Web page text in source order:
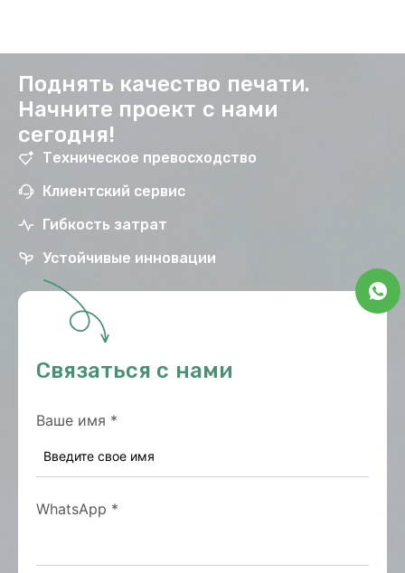
Поднять качество печати.
Начните проект с нами
сегодня!
Техническое превосходство
Клиентский сервис
Гибкость затрат
Устойчивые инновации
Связаться с нами
Ваше имя *
WhatsApp *